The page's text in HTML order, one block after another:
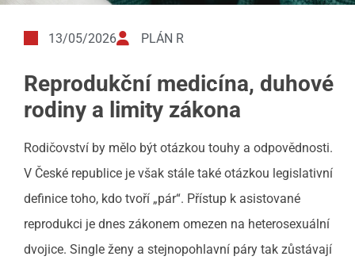
13/05/2026 PLÁN R
Reprodukční medicína, duhové
rodiny a limity zákona
Rodičovství by mělo být otázkou touhy a odpovědnosti.
V České republice je však stále také otázkou legislativní
definice toho, kdo tvoří „pár“. Přístup k asistované
reprodukci je dnes zákonem omezen na heterosexuální
dvojice. Single ženy a stejnopohlavní páry tak zůstávají